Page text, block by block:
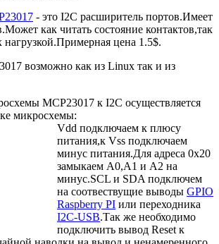
- это I2C расширитель портов.Имеет
как читать состояние контактов,так
нагрузкой.Примерная цена 1.5$.
возможно как из Linux так и из
MCP23017 к I2C осуществляется
микросхемы:
Vdd подключаем к плюсу
питания,к Vss подключаем
минус питания.Для адреса 0х20
замыкаем А0,А1 и А2 на
минус.SCL и SDA подключем
на соотвествущие выводы GPIO
Raspberry PI или переходника
I2C-USB.Так же необходимо
подключить вывод Reset к